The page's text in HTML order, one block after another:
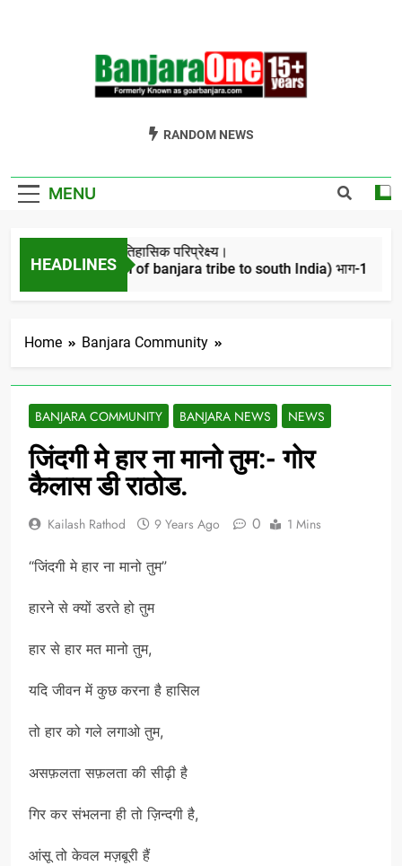
Welcome To
GoarBanjara.com
RANDOM NEWS
MENU
HEADLINES
बंजारो का ऐतिहासिक परिप्रेक्ष्य।
(Migration of banjara tribe to south India) भाग-1
4 Years Ago
Home Banjara Community
BANJARA COMMUNITY BANJARA NEWS NEWS
जिंदगी मे हार ना मानो तुम:- गोर
कैलास डी राठोड.
Kailash Rathod 9 Years Ago 0 1 Mins
“जिंदगी मे हार ना मानो तुम”
हारने से क्यों डरते हो तुम
हार से हार मत मानो तुम,
यदि जीवन में कुछ करना है हासिल
तो हार को गले लगाओ तुम,
असफ़लता सफ़लता की सीढ़ी है
गिर कर संभलना ही तो ज़िन्दगी है,
आंसू तो केवल मज़बूरी हैं